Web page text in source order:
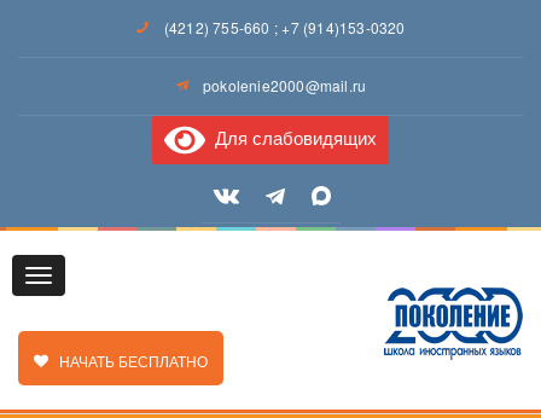
(4212) 755-660 ;+7 (914)153-0320
pokolenie2000@mail.ru
Для слабовидящих
Toggle
ЗАКАЗАТЬ ЗВОНОК
НАЧАТЬ БЕСПЛАТНО